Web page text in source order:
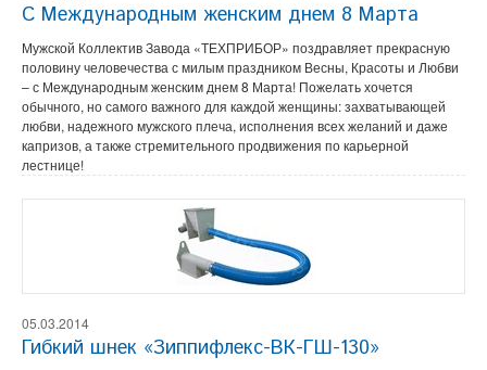
С Международным женским днем 8 Марта
Мужской Коллектив Завода «ТЕХПРИБОР» поздравляет прекрасную
половину человечества с милым праздником Весны, Красоты и Любви
– с Международным женским днем 8 Марта! Пожелать хочется
обычного, но самого важного для каждой женщины: захватывающей
любви, надежного мужского плеча, исполнения всех желаний и даже
капризов, а также стремительного продвижения по карьерной
лестнице!
05.03.2014
Гибкий шнек «Зиппифлекс-ВК-ГШ-130»